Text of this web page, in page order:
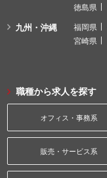
徳島県
九州・沖縄 福岡県
宮崎県
職種から求人を探す
オフィス・事務系
販売・サービス系